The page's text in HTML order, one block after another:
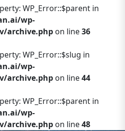
WP_Error::$parent in
wp-
archive.php on line36
WP_Error::$slug in
wp-
archive.php on line44
WP_Error::$parent in
wp-
archive.php on line48